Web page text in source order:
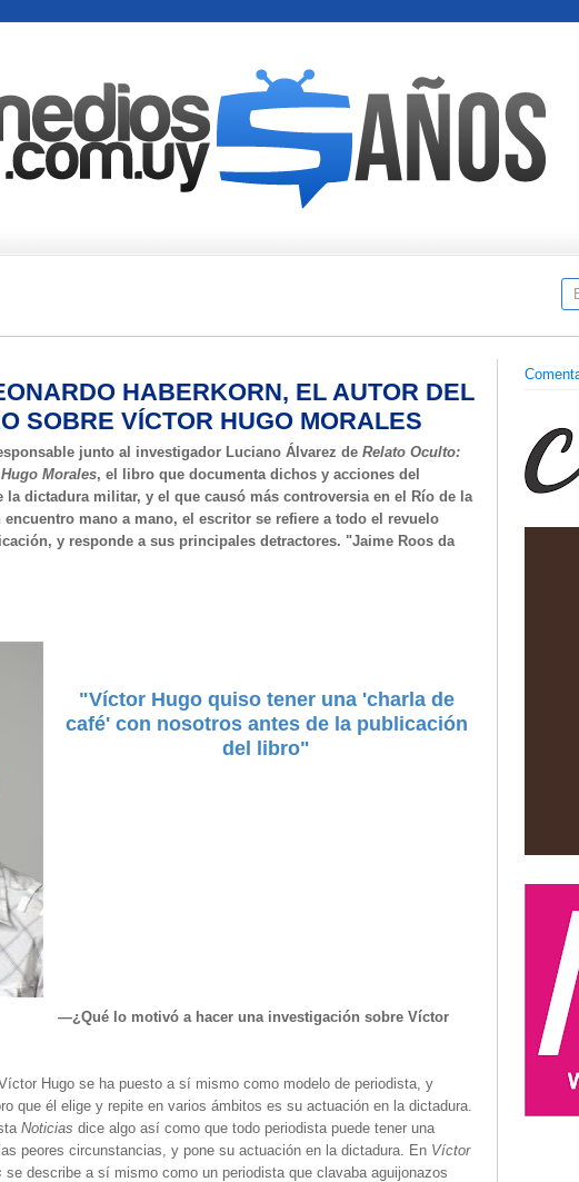
HABERKORN, EL AUTOR DEL
SOBRE VÍCTOR HUGO MORALES
junto al investigador Luciano Álvarez de Relato Oculto:
Morales, el libro que documenta dichos y acciones del
la dictadura militar, y el que causó más controversia en el Río de la
encuentro mano a mano, el escritor se refiere a todo el revuelo
y responde a sus principales detractores. "Jaime Roos da
"Víctor Hugo quiso tener una 'charla de
café' con nosotros antes de la publicación
del libro"
—¿Qué lo motivó a hacer una investigación sobre Víctor
Hugo se ha puesto a sí mismo como modelo de periodista, y
que él elige y repite en varios ámbitos es su actuación en la dictadura.
Noticias dice algo así como que todo periodista puede tener una
peores circunstancias, y pone su actuación en la dictadura. En Víctor
se describe a sí mismo como un periodista que clavaba aguijonazos